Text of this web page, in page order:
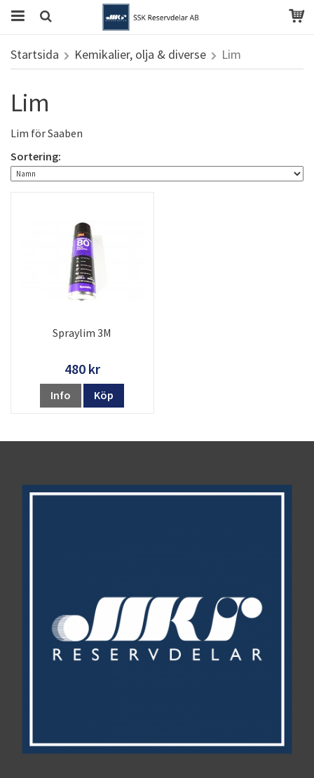
Startsida Kemikalier, olja & diverse Lim
Lim
Lim för Saaben
Sortering:
Spraylim 3M
480 kr
Info Köp